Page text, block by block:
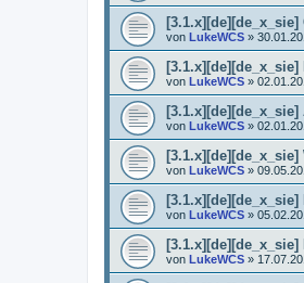
von LukeWCS »
[3.1.x][de][de_x_sie]
von LukeWCS »
[3.1.x][de][de_x_sie]
von LukeWCS »
[3.1.x][de][de_x_sie]
von LukeWCS »
von LukeWCS »
[3.1.x][de][de_x_sie]
von LukeWCS »